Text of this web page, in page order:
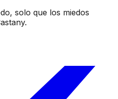
solo que los miedos